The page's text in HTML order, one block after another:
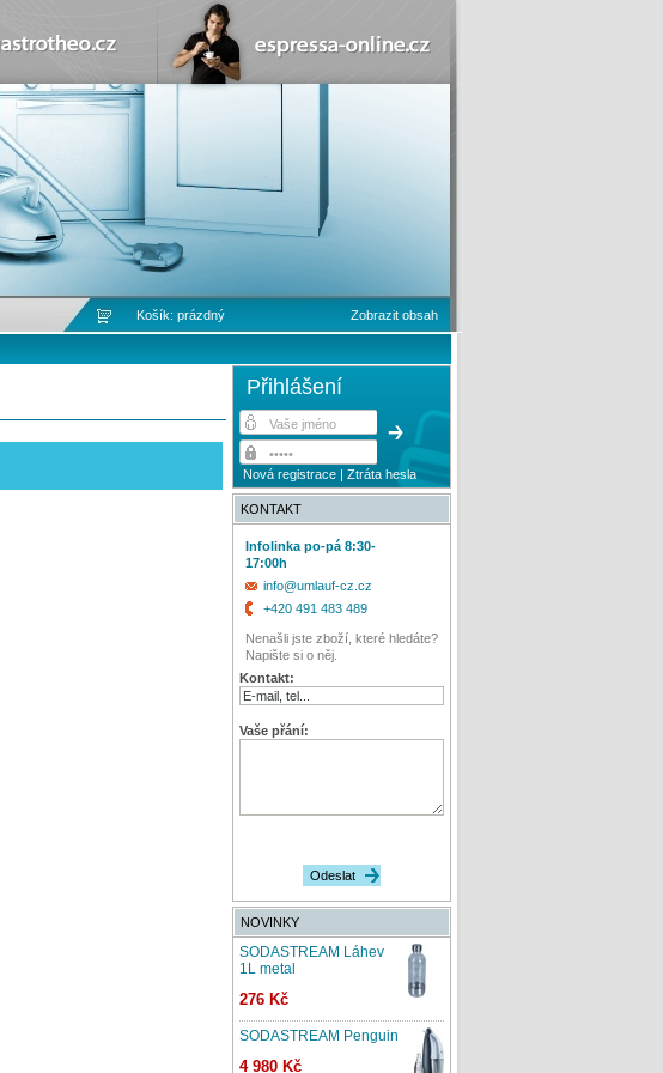
Přihlášení
Nová registrace | Ztráta hesla
KONTAKT
Infolinka po-pá 8:30-
17:00h
info@umlauf-cz.cz
+420 491 483 489
Nenašli jste zboží, které hledáte?
Napište si o něj.
Kontakt:
Vaše přání:
NOVINKY
SODASTREAM Láhev
1L metal
276 Kč
SODASTREAM Penguin
4 980 Kč
Košík: prázdný Zobrazit obsah